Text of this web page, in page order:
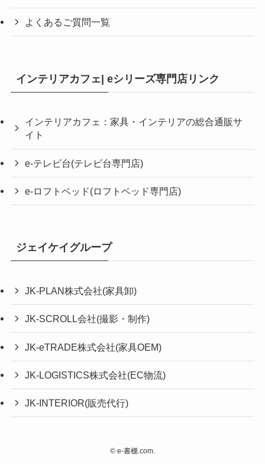
よくあるご質問一覧
インテリアカフェ| eシリーズ専門店リンク
インテリアカフェ：家具・インテリアの総合通販サ
イト
e-テレビ台(テレビ台専門店)
e-ロフトベッド(ロフトベッド専門店)
ジェイケイグループ
JK-PLAN株式会社(家具卸)
JK-SCROLL会社(撮影・制作)
JK-eTRADE株式会社(家具OEM)
JK-LOGISTICS株式会社(EC物流)
JK-INTERIOR(販売代行)
© e-書棚.com.